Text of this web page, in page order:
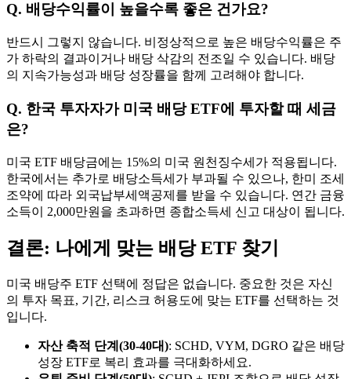
Q. 배당수익률이 높을수록 좋은 건가요?
반드시 그렇지 않습니다. 비정상적으로 높은 배당수익률은 주
가 하락의 결과이거나 배당 삭감의 전조일 수 있습니다. 배당
의 지속가능성과 배당 성장률을 함께 고려해야 합니다.
Q. 한국 투자자가 미국 배당 ETF에 투자할 때 세금
은?
미국 ETF 배당금에는 15%의 미국 원천징수세가 적용됩니다.
한국에서는 추가로 배당소득세가 부과될 수 있으나, 한미 조세
조약에 따라 외국납부세액공제를 받을 수 있습니다. 연간 금융
소득이 2,000만원을 초과하면 종합소득세 신고 대상이 됩니다.
결론: 나에게 맞는 배당 ETF 찾기
미국 배당주 ETF 선택에 정답은 없습니다. 중요한 것은 자신
의 투자 목표, 기간, 리스크 허용도에 맞는 ETF를 선택하는 것
입니다.
자산 축적 단계(30-40대): SCHD, VYM, DGRO 같은 배당
성장 ETF로 복리 효과를 극대화하세요.